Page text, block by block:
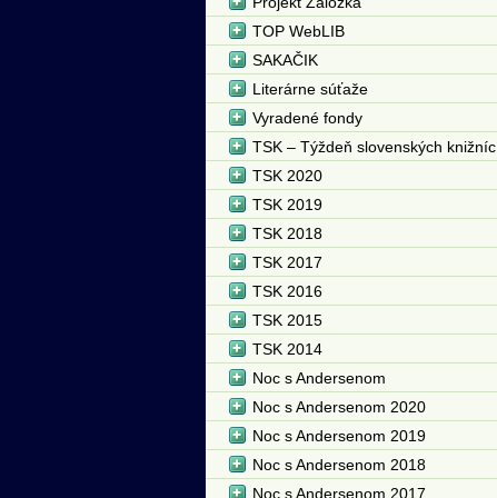
TOP WebLIB
SAKAČIK
Literárne súťaže
Vyradené fondy
TSK – Týždeň slovenských knižníc
TSK 2020
TSK 2019
TSK 2018
TSK 2017
TSK 2016
TSK 2015
TSK 2014
Noc s Andersenom
Noc s Andersenom 2020
Noc s Andersenom 2019
Noc s Andersenom 2018
Noc s Andersenom 2017